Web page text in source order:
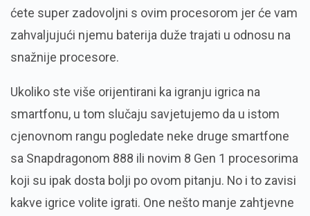
ćete super zadovoljni s ovim procesorom jer će vam
zahvaljujući njemu baterija duže trajati u odnosu na
snažnije procesore.
Ukoliko ste više orijentirani ka igranju igrica na
smartfonu, u tom slučaju savjetujemo da u istom
cjenovnom rangu pogledate neke druge smartfone
sa Snapdragonom 888 ili novim 8 Gen 1 procesorima
koji su ipak dosta bolji po ovom pitanju. No i to zavisi
kakve igrice volite igrati. One nešto manje zahtjevne